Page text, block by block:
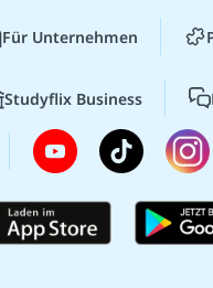
Für Unternehmen
Studyflix Business